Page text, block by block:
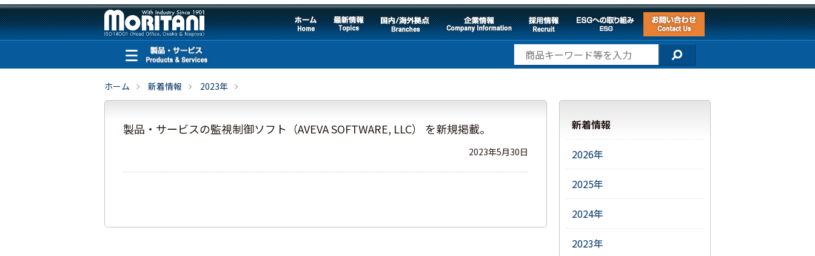
ホーム 新着情報 2023年
製品・サービスの監視制御ソフト（AVEVA SOFTWARE, LLC） を新規掲載。
2023年5月30日
新着情報
2026年
2025年
2024年
2023年